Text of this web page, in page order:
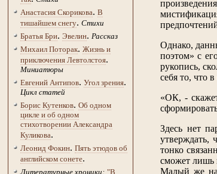
Анастасия Скорикова. В
тишайшем снегу. Стихи
Братья Бри. Эвелин. Рассказ
Михаил Поторак. Жизнь и
приключения Левтолстоя.
Миниатюры
Евгений Антипов. Угол зрения.
Цикл статей
Борис Кутенков. Об одном
цикле и об одном
стихотворении Александра
Куликова.
Леонид Фокин. Пять этюдов об
английском сонете.
Литературные хроники: "В
Однако,
поэтом» с
рукопись,
себя то, что
«ОК, -
Здесь нет
утверждать,
тонко
сможет лишь
Малый же